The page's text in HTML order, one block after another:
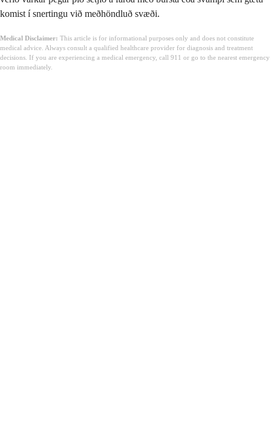
komist í snertingu við meðhöndluð svæði.
Medical Disclaimer: This article is for informational purposes only and does not constitute
medical advice. Always consult a qualified healthcare provider for diagnosis and treatment
decisions. If you are experiencing a medical emergency, call 911 or go to the nearest emergency
room immediately.